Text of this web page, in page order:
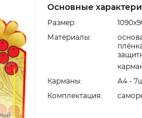
Основные
Размер:
Материалы:
Карманы:
А4 -
Комплектация: